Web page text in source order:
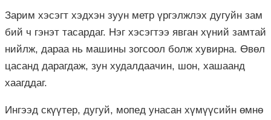
Зарим хэсэгт хэдхэн зуун метр үргэлжлэх дугуйн зам
бий ч гэнэт тасардаг. Нэг хэсэгтээ явган хүний замтай
нийлж, дараа нь машины зогсоол болж хувирна. Өвөл
цасанд дарагдаж, зун худалдаачин, шон, хашаанд
хаагддаг.
Ингээд скүүтер, дугуй, мопед унасан хүмүүсийн өмнө